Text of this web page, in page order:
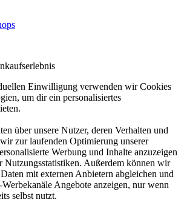
Einwilligung verwenden wir Cookies
um dir ein personalisiertes
über unsere Nutzer, deren Verhalten und
zur laufenden Optimierung unserer
Werbung und Inhalte anzuzeigen
Nutzungsstatistiken. Außerdem können wir
mit externen Anbietern abgleichen und
Angebote anzeigen, nur wenn
selbst nutzt.